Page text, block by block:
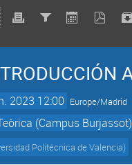
2023 12:00 Europe/Madrid
(Campus Burjassot)
Politécnica de Valencia)